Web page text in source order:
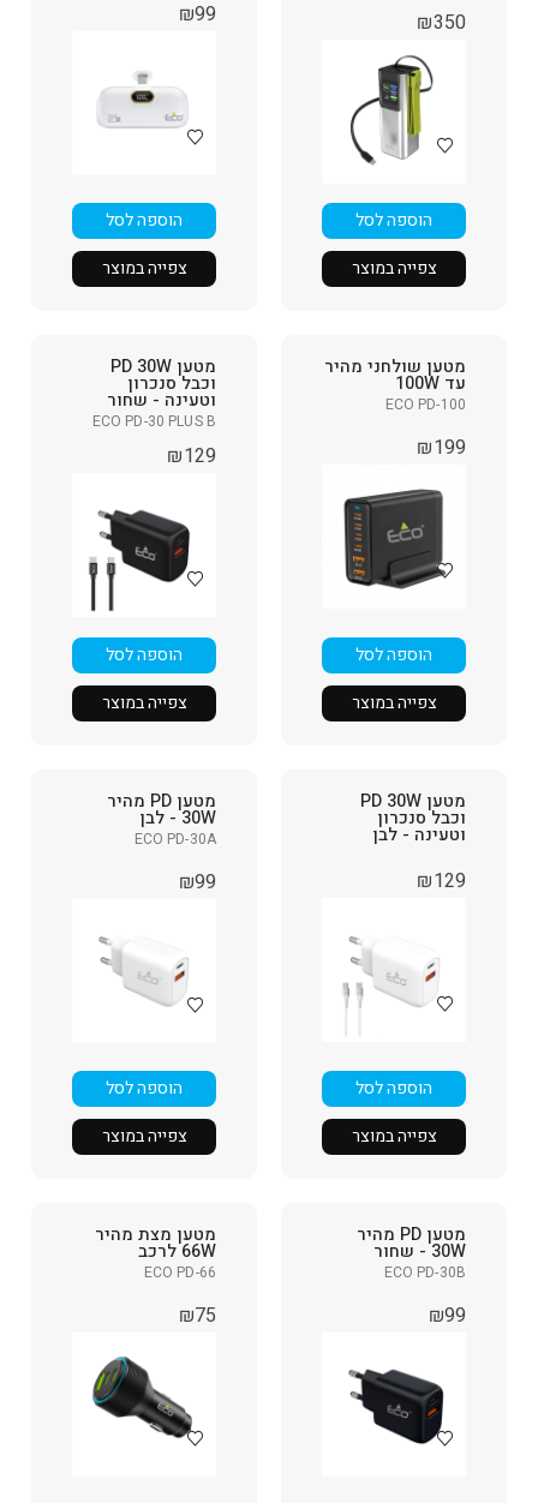
₪350
הוספה לסל
צפייה במוצר
₪99
הוספה לסל
צפייה במוצר
מטען שולחני מהיר
עד 100W
ECO PD-100
₪199
הוספה לסל
צפייה במוצר
מטען PD 30W
וכבל סנכרון
וטעינה - שחור
ECO PD-30 PLUS B
₪129
הוספה לסל
צפייה במוצר
מטען PD 30W
וכבל סנכרון
וטעינה - לבן
₪129
הוספה לסל
צפייה במוצר
מטען PD מהיר
30W - לבן
ECO PD-30A
₪99
הוספה לסל
צפייה במוצר
מטען PD מהיר
30W - שחור
ECO PD-30B
₪99
מטען מצת מהיר
66W לרכב
ECO PD-66
₪75